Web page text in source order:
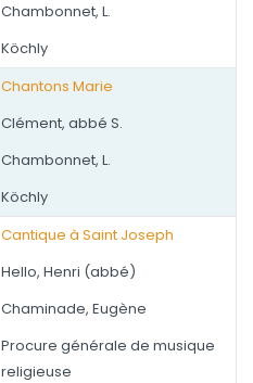
Chambonnet, L.
Köchly
Chantons Marie
Clément, abbé S.
Chambonnet, L.
Köchly
Cantique à Saint Joseph
Hello, Henri (abbé)
Chaminade, Eugène
Procure générale de musique
religieuse